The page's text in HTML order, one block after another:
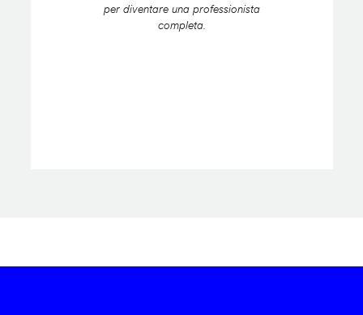
per diventare una professionista
completa.